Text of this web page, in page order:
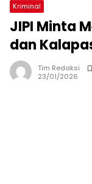
Kriminal
JIPI Minta
dan
Tim Redaksi
23/01/2026